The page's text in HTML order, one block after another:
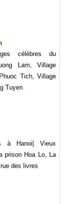
célèbres du
Lam, Village
Tich, Village
Tuyen
à Hanoi| Vieux
prison Hoa Lo, La
des livres